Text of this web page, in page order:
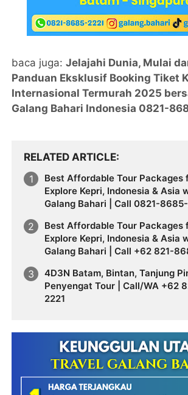
baca juga:Jelajahi Dunia, Mulai
Panduan Eksklusif Booking Tiket
Internasional Termurah 2025
Galang Bahari Indonesia 0821-
RELATED ARTICLE
Best Affordable Tour Packages
Explore Kepri, Indonesia & Asia
Galang Bahari | Call 0821-
Best Affordable Tour Packages
Explore Kepri, Indonesia & Asia
Galang Bahari | Call +62 821-
4D3N Batam, Bintan, Tanjung
Penyengat Tour | Call/WA +62
2221